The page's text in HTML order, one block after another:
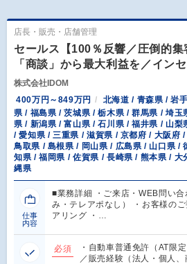
店長・販売・店舗管理
セールス【100％反響／圧倒的
「商談」から最大利益を／イン
株式会社IDOM
400万円～849万円
北海道 / 青森県 / 岩
県 / 福島県 / 茨城県 / 栃木県 / 群馬県 / 埼玉
県 / 新潟県 / 富山県 / 石川県 / 福井県 / 山
/ 愛知県 / 三重県 / 滋賀県 / 京都府 / 大阪府
鳥取県 / 島根県 / 岡山県 / 広島県 / 山口県 /
知県 / 福岡県 / 佐賀県 / 長崎県 / 熊本県 / 大
縄県
仕事
内容
■業務詳細 ・ご来店・WEB問い
み・テレアポなし） ・お客様の
アリング ・…
必須
・自動車普通免許（AT限
／販売経験（法人・個人